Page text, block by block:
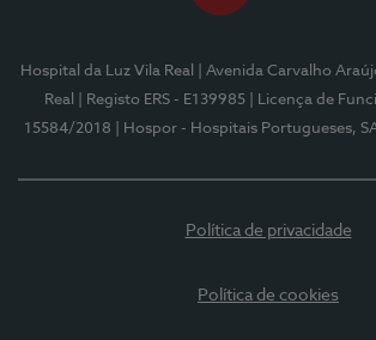
Hospital da Luz Vila Real
| Avenida Carvalho
Real
| Registo ERS - E139985
| Licença de
15584/2018
| Hospor - Hospitais Portugueses,
Política de privacidade
Política de cookies